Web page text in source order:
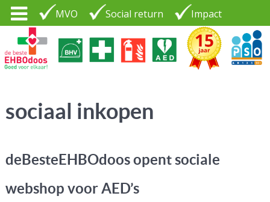
MVO Social return Impact
PSO30+
Tel. 035 - 7370265
sociaal inkopen
deBesteEHBOdoos opent sociale
webshop voor AED’s